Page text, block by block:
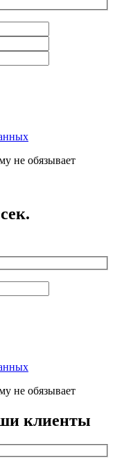
не обязывает
не обязывает
клиенты